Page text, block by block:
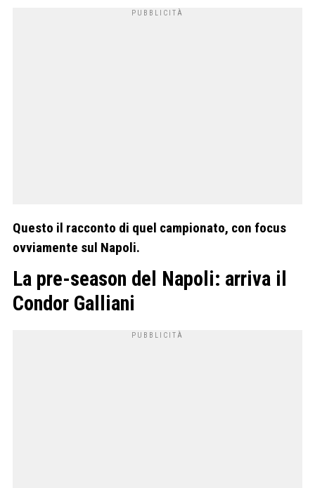
Questo il racconto di quel campionato, con focus
ovviamente sul Napoli.
La pre-season del Napoli: arriva il
Condor Galliani